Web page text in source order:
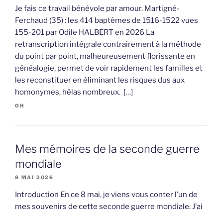
Je fais ce travail bénévole par amour. Martigné-
Ferchaud (35) : les 414 baptêmes de 1516-1522 vues
155-201 par Odile HALBERT en 2026 La
retranscription intégrale contrairement à la méthode
du point par point, malheureusement florissante en
généalogie, permet de voir rapidement les familles et
les reconstituer en éliminant les risques dus aux
homonymes, hélas nombreux. […]
OH
Mes mémoires de la seconde guerre
mondiale
8 MAI 2026
Introduction En ce 8 mai, je viens vous conter l’un de
mes souvenirs de cette seconde guerre mondiale. J’ai